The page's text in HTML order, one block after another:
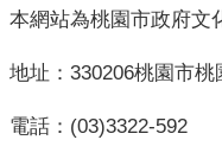
本網站為桃園市政府文
地址：330206桃園市
電話：(03)3322-592